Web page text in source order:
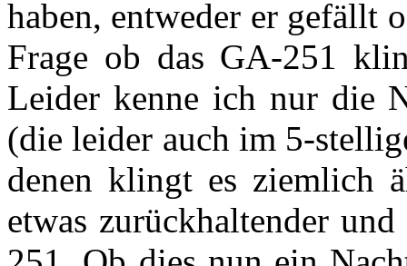
haben, entweder er gefällt
Frage ob das GA-251
Leider kenne ich nur die
(die leider auch im 5-
denen klingt es ziemlich
etwas zurückhaltender